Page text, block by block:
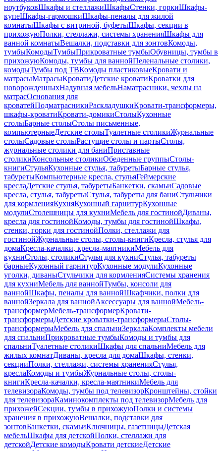
ноутбуковШкафы и стеллажиШкафыСтенки, горкиШкафы-
купеШкафы-гармошкиШкафы-пеналы для жилой
комнатыШкафы с витриной, буфетыШкафы, секции в
прихожуюПолки, стеллажи, системы храненияШкафы для
ванной комнатыВешалки, подставки для зонтовКомоды,
тумбыКомодыТумбыПрикроватные тумбыОбувницы, тумбы в
прихожуюКомоды, тумбы для ваннойПеленальные столики,
комодыТумбы под ТВКомоды пластиковыеКровати и
матрасыМатрасыКроватиДетские кроватиКроватки для
новорожденныхНадувная мебельНаматрасники, чехлы на
матрасОснования для
кроватейПодматрасникиРаскладушкиКровати-трансформеры,
шкафы-кроватиКровати-домикиСтолыКухонные
столыБарные столыСтолы письменные,
компьютерныеДетские столыТуалетные столикиЖурнальные
столыСадовые столыРастущие столы и партыСтолы,
журнальные столики для баниПриставные
столикиКонсольные столикиОбеденные группыСтолы-
книгиСтульяКухонные стулья, табуретыБарные стулья,
табуретыКомпьютерные кресла, стульяГеймерские
креслаДетские стулья, табуретыБанкетки, скамьиСадовые
кресла, стулья, табуретыСтулья, табуреты для баниСтульчики
для кормленияКухняКухонный гарнитурКухонные
модулиСтолешницы для кухниМебель для гостинойДиваны,
кресла для гостинойКомоды, тумбы для гостинойШкафы,
стенки, горки для гостинойПолки, стеллажи для
гостинойЖурнальные столы, столы-книгиКресла, стулья для
домаКресла-качалки, кресла-маятникиМебель для
кухниСтолы, столикиСтулья для кухниСтулья, табуреты
барныеКухонный гарнитурКухонные модулиКухонные
уголки, диваныСтульчики для кормленияСистемы хранения
для кухниМебель для ваннойТумбы, консоли для
ваннойШкафы, пеналы для ваннойШкафчики, полки для
ваннойЗеркала для ваннойАксессуары для ваннойМебель-
трансформерМебель-трансформерКровати-
трансформерыДетские кроватки-трансформерыСтолы-
трансформерыМебель для спальниЗеркалаКомплекты мебели
для спальниПрикроватные тумбыКомоды и тумбы для
спальниТуалетные столикиШкафы для спальниМебель для
жилых комнатДиваны, кресла для домаШкафы, стенки,
секцииПолки, стеллажи, системы храненияСтулья,
креслаКомоды и тумбыЖурнальные столы, столы-
книгиКресла-качалки, кресла-маятникиМебель для
телевизораКомоды, тумбы под телевизорКронштейны, стойки
для телевизораКаминокомплекты под телевизорМебель для
прихожейСекции, тумбы в прихожуюПолки и системы
хранения в прихожуюВешалки, подставки для
зонтовБанкетки, скамьиКлючницы, газетницыДетская
мебельШкафы для детскойПолки, стеллажи для
детскойДетские комодыКровати детскиеДетские